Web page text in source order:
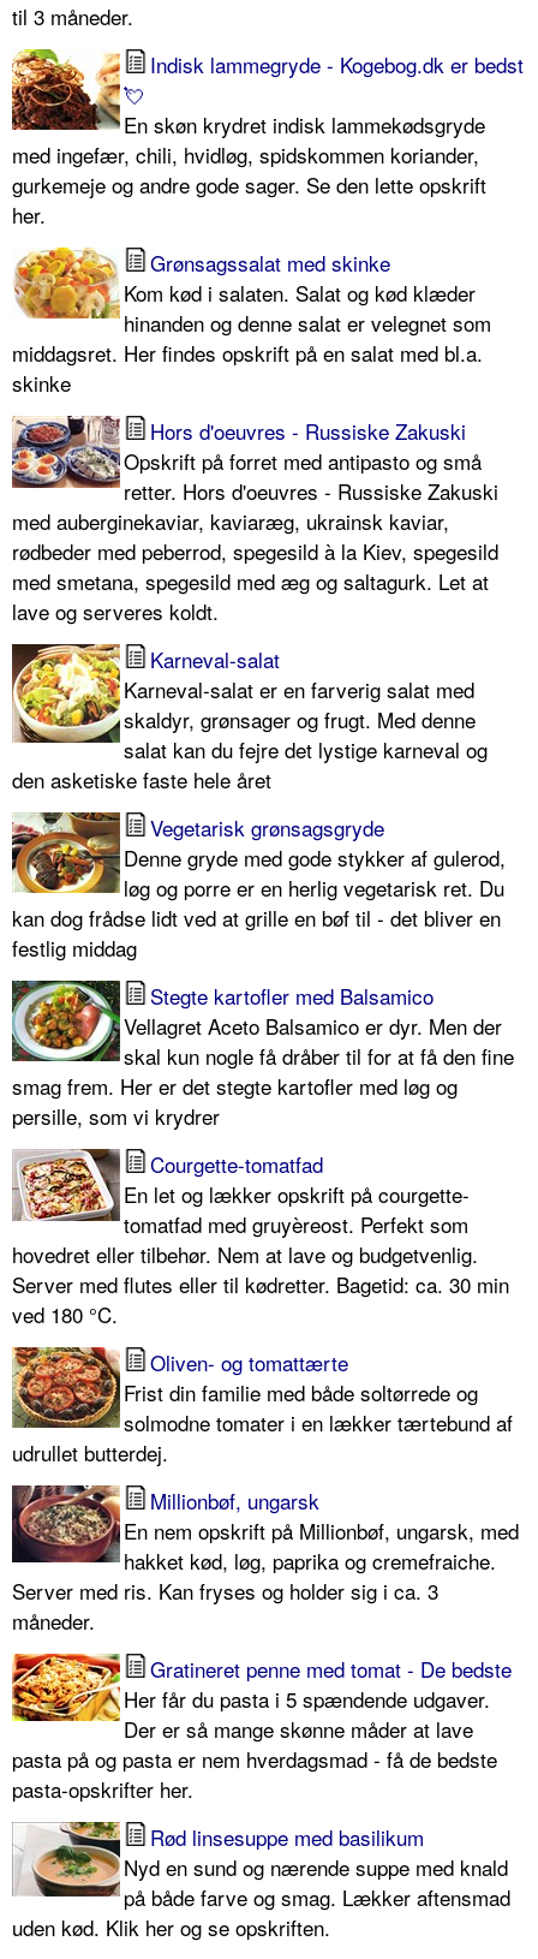
til 3 måneder.
Indisk lammegryde - Kogebog.dk er bedst
💘
En skøn krydret indisk lammekødsgryde
med ingefær, chili, hvidløg, spidskommen koriander,
gurkemeje og andre gode sager. Se den lette opskrift
her.
Grønsagssalat med skinke
Kom kød i salaten. Salat og kød klæder
hinanden og denne salat er velegnet som
middagsret. Her findes opskrift på en salat med bl.a.
skinke
Hors d'oeuvres - Russiske Zakuski
Opskrift på forret med antipasto og små
retter. Hors d'oeuvres - Russiske Zakuski
med auberginekaviar, kaviaræg, ukrainsk kaviar,
rødbeder med peberrod, spegesild à la Kiev, spegesild
med smetana, spegesild med æg og saltagurk. Let at
lave og serveres koldt.
Karneval-salat
Karneval-salat er en farverig salat med
skaldyr, grønsager og frugt. Med denne
salat kan du fejre det lystige karneval og
den asketiske faste hele året
Vegetarisk grønsagsgryde
Denne gryde med gode stykker af gulerod,
løg og porre er en herlig vegetarisk ret. Du
kan dog frådse lidt ved at grille en bøf til - det bliver en
festlig middag
Stegte kartofler med Balsamico
Vellagret Aceto Balsamico er dyr. Men der
skal kun nogle få dråber til for at få den fine
smag frem. Her er det stegte kartofler med løg og
persille, som vi krydrer
Courgette-tomatfad
En let og lækker opskrift på courgette-
tomatfad med gruyèreost. Perfekt som
hovedret eller tilbehør. Nem at lave og budgetvenlig.
Server med flutes eller til kødretter. Bagetid: ca. 30 min
ved 180 °C.
Oliven- og tomattærte
Frist din familie med både soltørrede og
solmodne tomater i en lækker tærtebund af
udrullet butterdej.
Millionbøf, ungarsk
En nem opskrift på Millionbøf, ungarsk, med
hakket kød, løg, paprika og cremefraiche.
Server med ris. Kan fryses og holder sig i ca. 3
måneder.
Gratineret penne med tomat - De bedste
Her får du pasta i 5 spændende udgaver.
Der er så mange skønne måder at lave
pasta på og pasta er nem hverdagsmad - få de bedste
pasta-opskrifter her.
Rød linsesuppe med basilikum
Nyd en sund og nærende suppe med knald
på både farve og smag. Lækker aftensmad
uden kød. Klik her og se opskriften.